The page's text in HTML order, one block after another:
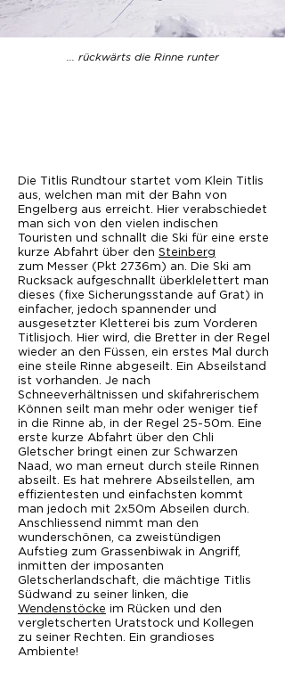
... rückwärts die Rinne runter
Die Titlis Rundtour startet vom Klein Titlis
aus, welchen man mit der Bahn von
Engelberg aus erreicht. Hier verabschiedet
man sich von den vielen indischen
Touristen und schnallt die Ski für eine erste
kurze Abfahrt über den Steinberg
zum Messer (Pkt 2736m) an. Die Ski am
Rucksack aufgeschnallt überklelettert man
dieses (fixe Sicherungsstande auf Grat) in
einfacher, jedoch spannender und
ausgesetzter Kletterei bis zum Vorderen
Titlisjoch. Hier wird, die Bretter in der Regel
wieder an den Füssen, ein erstes Mal durch
eine steile Rinne abgeseilt. Ein Abseilstand
ist vorhanden. Je nach
Schneeverhältnissen und skifahrerischem
Können seilt man mehr oder weniger tief
in die Rinne ab, in der Regel 25-50m. Eine
erste kurze Abfahrt über den Chli
Gletscher bringt einen zur Schwarzen
Naad, wo man erneut durch steile Rinnen
abseilt. Es hat mehrere Abseilstellen, am
effizientesten und einfachsten kommt
man jedoch mit 2x50m Abseilen durch.
Anschliessend nimmt man den
wunderschönen, ca zweistündigen
Aufstieg zum Grassenbiwak in Angriff,
inmitten der imposanten
Gletscherlandschaft, die mächtige Titlis
Südwand zu seiner linken, die
Wendenstöcke im Rücken und den
vergletscherten Uratstock und Kollegen
zu seiner Rechten. Ein grandioses
Ambiente!